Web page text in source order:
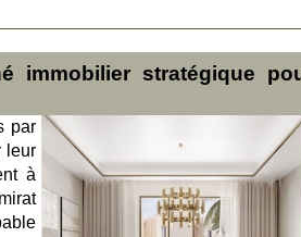
immobilier stratégique
par
leur
à